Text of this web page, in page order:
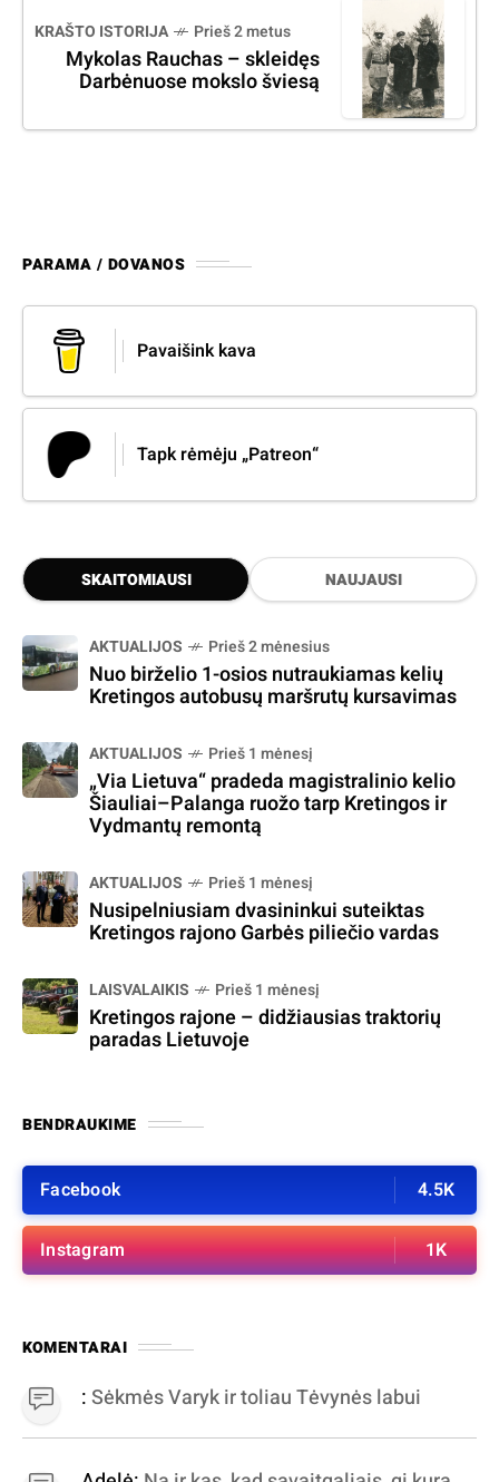
KRAŠTO ISTORIJA Prieš 2 metus
Mykolas Rauchas – skleidęs
Darbėnuose mokslo šviesą
PARAMA / DOVANOS
Pavaišink kava
Tapk rėmėju „Patreon“
SKAITOMIAUSI NAUJAUSI
AKTUALIJOS Prieš 2 mėnesius
Nuo birželio 1-osios nutraukiamas kelių
Kretingos autobusų maršrutų kursavimas
AKTUALIJOS Prieš 1 mėnesį
„Via Lietuva“ pradeda magistralinio kelio
Šiauliai–Palanga ruožo tarp Kretingos ir
Vydmantų remontą
AKTUALIJOS Prieš 1 mėnesį
Nusipelniusiam dvasininkui suteiktas
Kretingos rajono Garbės piliečio vardas
LAISVALAIKIS Prieš 1 mėnesį
Kretingos rajone – didžiausias traktorių
paradas Lietuvoje
BENDRAUKIME
Facebook 4.5K
Instagram 1K
KOMENTARAI
:Sėkmės Varyk ir toliau Tėvynės labui